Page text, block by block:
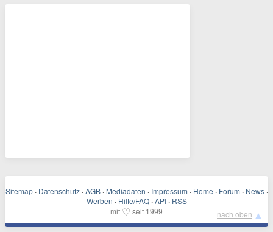
Sitemap · Datenschutz · AGB · Mediadaten · Impressum · Home · Forum · News ·
Werben · Hilfe/FAQ · API · RSS
mit ♡ seit 1999 nach oben ▲